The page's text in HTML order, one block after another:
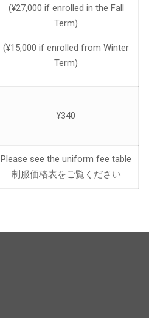
(¥27,000 if enrolled in the Fall
Term)
(¥15,000 if enrolled from Winter
Term)
¥340
Please see the uniform fee table
制服価格表をご覧ください